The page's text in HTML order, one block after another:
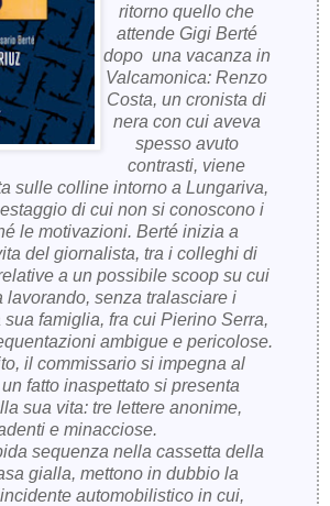
ritorno quello che
attende Gigi Berté
dopo una vacanza in
Valcamonica: Renzo
Costa, un cronista di
nera con cui aveva
spesso avuto
contrasti, viene
sulle colline intorno a Lungariva,
di cui non si conoscono i
le motivazioni. Berté inizia a
del giornalista, tra i colleghi di
a un possibile scoop su cui
lavorando, senza tralasciare i
famiglia, fra cui Pierino Serra,
ambigue e pericolose.
il commissario si impegna al
fatto inaspettato si presenta
sua vita: tre lettere anonime,
e minacciose.
sequenza nella cassetta della
gialla, mettono in dubbio la
automobilistico in cui,